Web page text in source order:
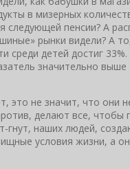
в мизерных
следующей пенсии? А
рынки видели? А
среди детей достиг 33%.
значительно
это не значит, что они
делают все, чтобы
гнут, наших людей,
условия жизни, а